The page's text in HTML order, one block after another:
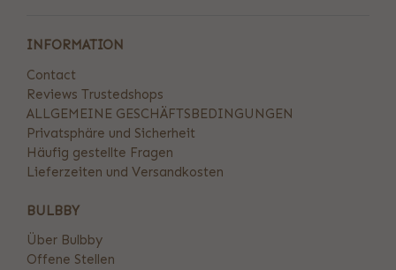
INFORMATION
Contact
Reviews Trustedshops
ALLGEMEINE GESCHÄFTSBEDINGUNGEN
Privatsphäre und Sicherheit
Häufig gestellte Fragen
Lieferzeiten und Versandkosten
BULBBY
Über Bulbby
Offene Stellen